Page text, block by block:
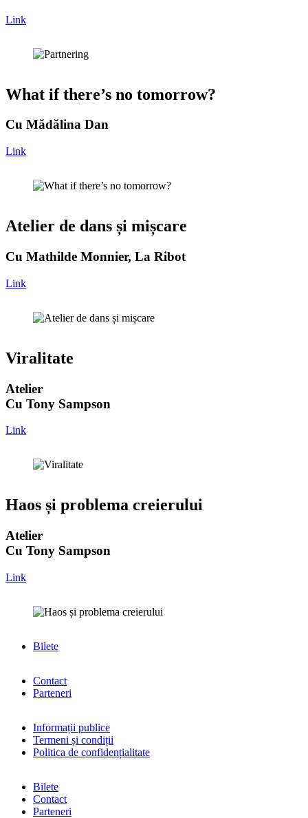
Link
What if there’s no tomorrow?
Cu Mădălina Dan
Link
Atelier de dans și mișcare
Cu Mathilde Monnier, La Ribot
Link
Viralitate
Atelier
Cu Tony Sampson
Link
Haos și problema creierului
Atelier
Cu Tony Sampson
Link
Bilete
Contact
Parteneri
Informații publice
Termeni și condiții
Politica de confidențialitate
Bilete
Contact
Parteneri